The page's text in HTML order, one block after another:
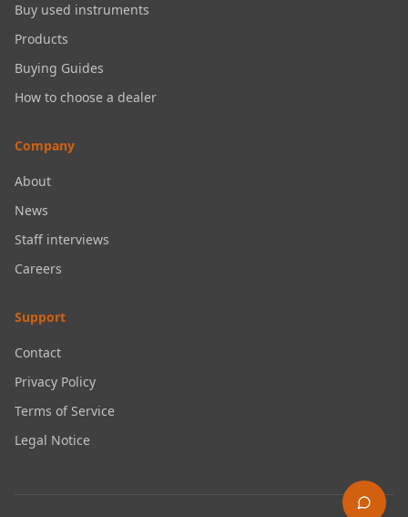
Buy used instruments
Products
Buying Guides
How to choose a dealer
Company
About
News
Staff interviews
Careers
Support
Contact
Privacy Policy
Terms of Service
Legal Notice